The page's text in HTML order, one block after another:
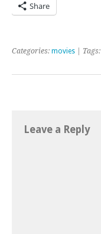
Share
Categories: movies | Tags:
Leave a Reply